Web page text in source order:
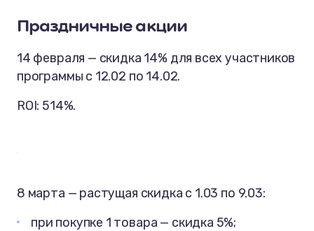
Праздничные акции
14 февраля — скидка 14% для всех участников
программы с 12.02 по 14.02.
ROI: 514%.
8 марта — растущая скидка с 1.03 по 9.03:
при покупке 1 товара — скидка 5%;